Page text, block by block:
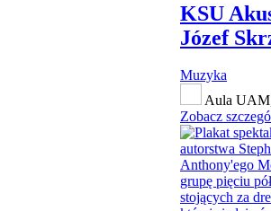
KSU
Józef
Muzyka
Aula
Zobacz